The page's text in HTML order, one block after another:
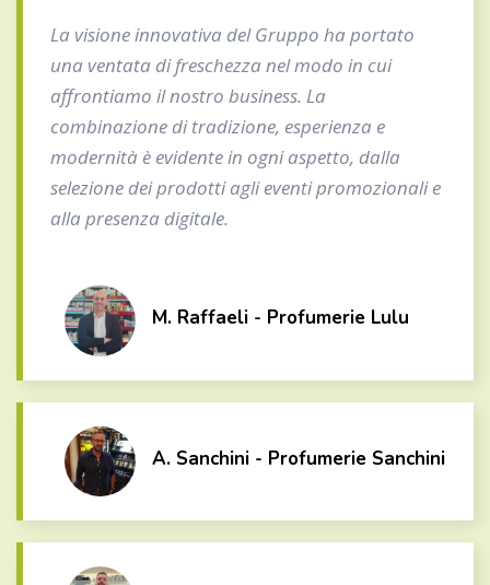
La visione innovativa del Gruppo ha portato
una ventata di freschezza nel modo in cui
affrontiamo il nostro business. La
combinazione di tradizione, esperienza e
modernità è evidente in ogni aspetto, dalla
selezione dei prodotti agli eventi promozionali e
alla presenza digitale.
M. Raffaeli - Profumerie Lulu
A. Sanchini - Profumerie Sanchini